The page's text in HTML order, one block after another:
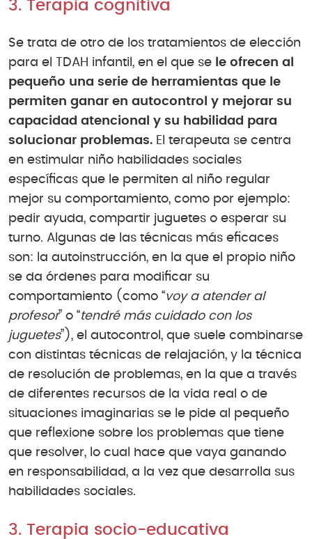
3. Terapia cognitiva
Se trata de otro de los tratamientos de elección
para el TDAH infantil, en el que se le ofrecen al
pequeño una serie de herramientas que le
permiten ganar en autocontrol y mejorar su
capacidad atencional y su habilidad para
solucionar problemas. El terapeuta se centra
en estimular niño habilidades sociales
específicas que le permiten al niño regular
mejor su comportamiento, como por ejemplo:
pedir ayuda, compartir juguetes o esperar su
turno. Algunas de las técnicas más eficaces
son: la autoinstrucción, en la que el propio niño
se da órdenes para modificar su
comportamiento (como “voy a atender al
profesor” o “tendré más cuidado con los
juguetes”), el autocontrol, que suele combinarse
con distintas técnicas de relajación, y la técnica
de resolución de problemas, en la que a través
de diferentes recursos de la vida real o de
situaciones imaginarias se le pide al pequeño
que reflexione sobre los problemas que tiene
que resolver, lo cual hace que vaya ganando
en responsabilidad, a la vez que desarrolla sus
habilidades sociales.
3. Terapia socio-educativa